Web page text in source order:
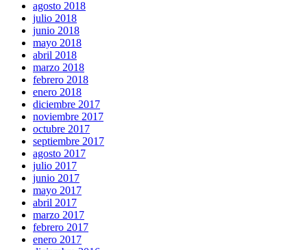
agosto 2018
julio 2018
junio 2018
mayo 2018
abril 2018
marzo 2018
febrero 2018
enero 2018
diciembre 2017
noviembre 2017
octubre 2017
septiembre 2017
agosto 2017
julio 2017
junio 2017
mayo 2017
abril 2017
marzo 2017
febrero 2017
enero 2017